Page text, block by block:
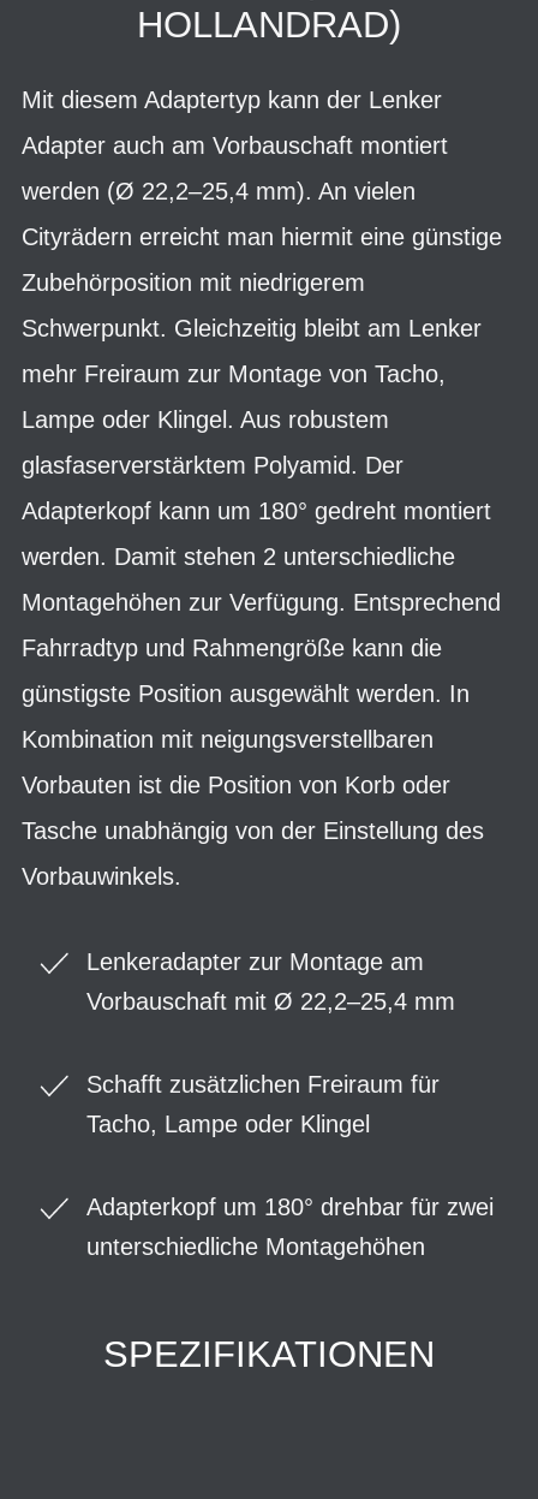
HOLLANDRAD)
Mit diesem Adaptertyp kann der Lenker
Adapter auch am Vorbauschaft montiert
werden (Ø 22,2–25,4 mm). An vielen
Cityrädern erreicht man hiermit eine günstige
Zubehörposition mit niedrigerem
Schwerpunkt. Gleichzeitig bleibt am Lenker
mehr Freiraum zur Montage von Tacho,
Lampe oder Klingel. Aus robustem
glasfaserverstärktem Polyamid. Der
Adapterkopf kann um 180° gedreht montiert
werden. Damit stehen 2 unterschiedliche
Montagehöhen zur Verfügung. Entsprechend
Fahrradtyp und Rahmengröße kann die
günstigste Position ausgewählt werden. In
Kombination mit neigungsverstellbaren
Vorbauten ist die Position von Korb oder
Tasche unabhängig von der Einstellung des
Vorbauwinkels.
Lenkeradapter zur Montage am
Vorbauschaft mit Ø 22,2–25,4 mm
Schafft zusätzlichen Freiraum für
Tacho, Lampe oder Klingel
Adapterkopf um 180° drehbar für zwei
unterschiedliche Montagehöhen
SPEZIFIKATIONEN